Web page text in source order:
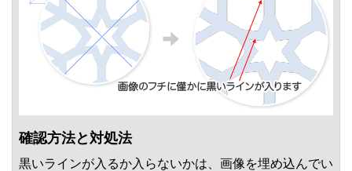
確認方法と対処法
黒いラインが入るか入らないかは、画像を埋め込んでい